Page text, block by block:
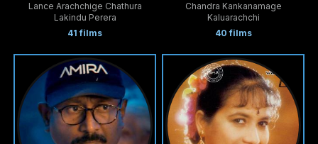
Lance Arachchige Chathura
Lakindu Perera
41 films
Chandra Kankanamage
Kaluarachchi
40 films